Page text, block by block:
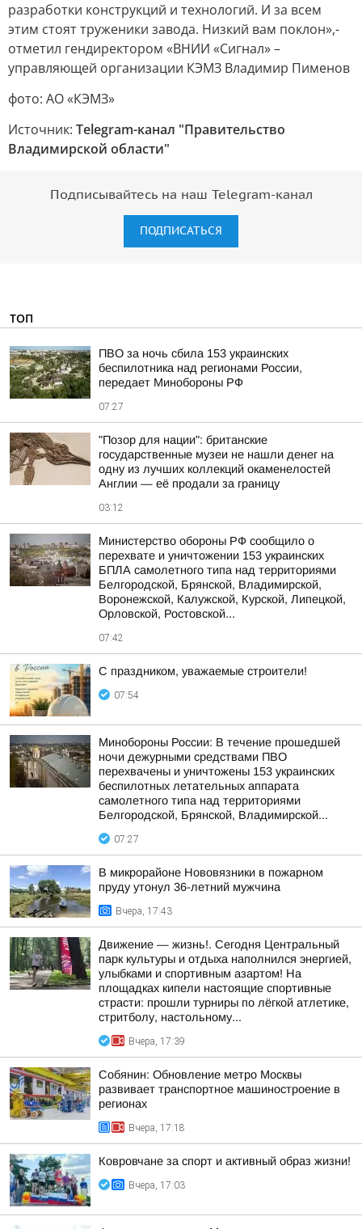
разработки конструкций и технологий. И за всем
этим стоят труженики завода. Низкий вам поклон»,-
отметил гендиректором «ВНИИ «Сигнал» –
управляющей организации КЭМЗ Владимир Пименов
фото: АО «КЭМЗ»
Источник: Telegram-канал "Правительство
Владимирской области"
Подписывайтесь на наш Telegram-канал
ПОДПИСАТЬСЯ
ТОП
ПВО за ночь сбила 153 украинских
беспилотника над регионами России,
передает Минобороны РФ
07:27
"Позор для нации": британские
государственные музеи не нашли денег на
одну из лучших коллекций окаменелостей
Англии — её продали за границу
03:12
Министерство обороны РФ сообщило о
перехвате и уничтожении 153 украинских
БПЛА самолетного типа над территориями
Белгородской, Брянской, Владимирской,
Воронежской, Калужской, Курской, Липецкой,
Орловской, Ростовской...
07:42
С праздником, уважаемые строители!
07:54
Минобороны России: В течение прошедшей
ночи дежурными средствами ПВО
перехвачены и уничтожены 153 украинских
беспилотных летательных аппарата
самолетного типа над территориями
Белгородской, Брянской, Владимирской...
07:27
В микрорайоне Нововязники в пожарном
пруду утонул 36-летний мужчина
Вчера, 17:43
Движение — жизнь!. Сегодня Центральный
парк культуры и отдыха наполнился энергией,
улыбками и спортивным азартом! На
площадках кипели настоящие спортивные
страсти: прошли турниры по лёгкой атлетике,
стритболу, настольному...
Вчера, 17:39
Собянин: Обновление метро Москвы
развивает транспортное машиностроение в
регионах
Вчера, 17:18
Ковровчане за спорт и активный образ жизни!
Вчера, 17:03